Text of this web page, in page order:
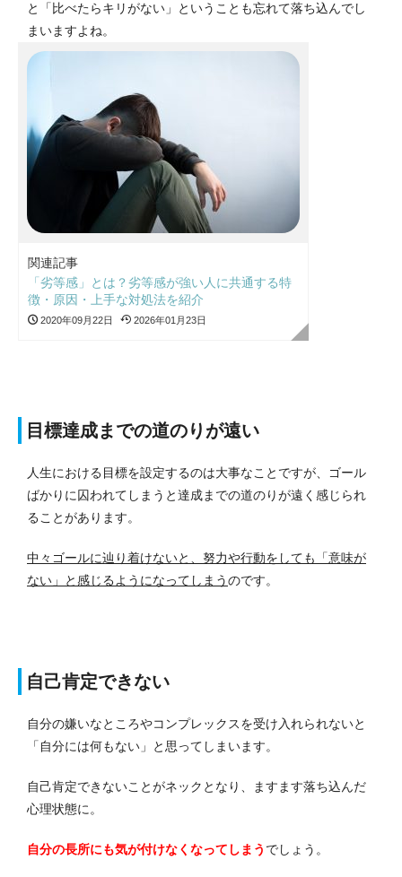
と「比べたらキリがない」ということも忘れて落ち込んでし
まいますよね。
関連記事
「劣等感」とは？劣等感が強い人に共通する特
徴・原因・上手な対処法を紹介
2020年09月22日 2026年01月23日
目標達成までの道のりが遠い
人生における目標を設定するのは大事なことですが、ゴール
ばかりに囚われてしまうと達成までの道のりが遠く感じられ
ることがあります。
中々ゴールに辿り着けないと、努力や行動をしても「意味が
ない」と感じるようになってしまうのです。
自己肯定できない
自分の嫌いなところやコンプレックスを受け入れられないと
「自分には何もない」と思ってしまいます。
自己肯定できないことがネックとなり、ますます落ち込んだ
心理状態に。
自分の長所にも気が付けなくなってしまう でしょう。